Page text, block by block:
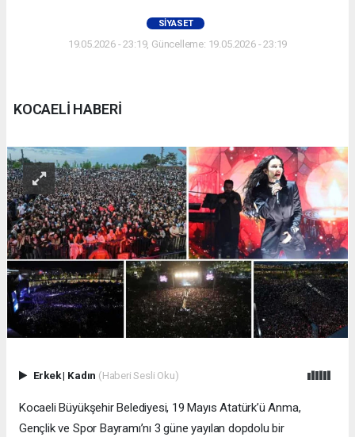
SIYASET
19.05.2026 - 23:19, Güncelleme: 19.05.2026 - 23:19
KOCAELİ HABERİ
Erkek| Kadın (Haberi Sesli Oku)
Kocaeli Büyükşehir Belediyesi, 19 Mayıs Atatürk’ü Anma,
Gençlik ve Spor Bayramı’nı 3 güne yayılan dopdolu bir